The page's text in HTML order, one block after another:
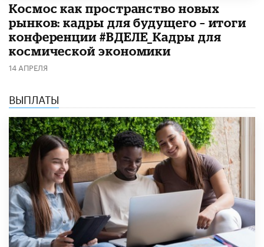
Космос как пространство новых
рынков: кадры для будущего – итоги
конференции #ВДЕЛЕ_Кадры для
космической экономики
14 АПРЕЛЯ
ВЫПЛАТЫ